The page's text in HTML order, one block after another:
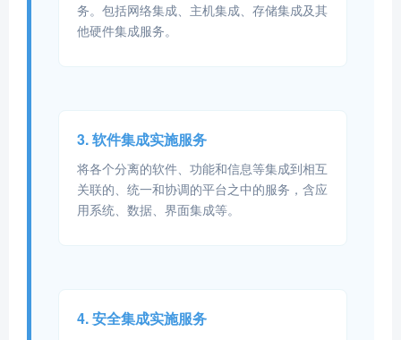
务。包括网络集成、主机集成、存储集成及其
他硬件集成服务。
3. 软件集成实施服务
将各个分离的软件、功能和信息等集成到相互
关联的、统一和协调的平台之中的服务，含应
用系统、数据、界面集成等。
4. 安全集成实施服务